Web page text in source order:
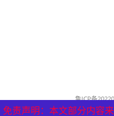
鲁ICP备
公司名称：历城泰
免责声明：本文部分内容